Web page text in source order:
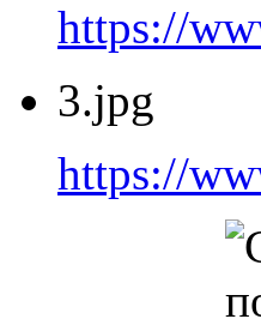
https://
3.jpg
https://